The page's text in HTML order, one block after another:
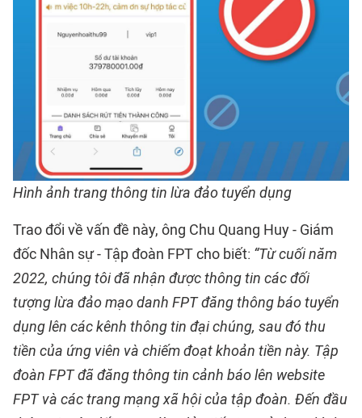
Hình ảnh trang thông tin lừa đảo tuyển dụng
Trao đổi về vấn đề này, ông Chu Quang Huy - Giám
đốc Nhân sự - Tập đoàn FPT cho biết: “Từ cuối năm
2022, chúng tôi đã nhận được thông tin các đối
tượng lừa đảo mạo danh FPT đăng thông báo tuyển
dụng lên các kênh thông tin đại chúng, sau đó thu
tiền của ứng viên và chiếm đoạt khoản tiền này. Tập
đoàn FPT đã đăng thông tin cảnh báo lên website
FPT và các trang mạng xã hội của tập đoàn. Đến đầu